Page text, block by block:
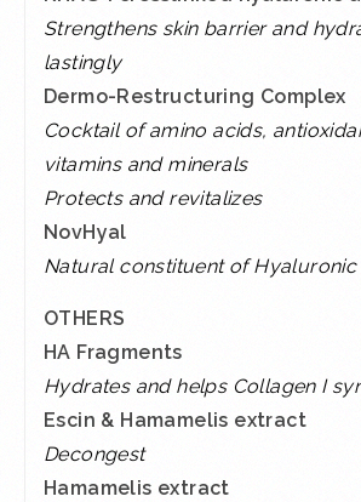
Strengthens skin barrier and
lastingly
Dermo-Restructuring Complex
Cocktail of amino acids,
vitamins and minerals
Protects and revitalizes
NovHyal
Natural constituent of Hyaluronic
OTHERS
HA Fragments
Hydrates and helps Collagen I
Escin & Hamamelis extract
Decongest
Hamamelis extract